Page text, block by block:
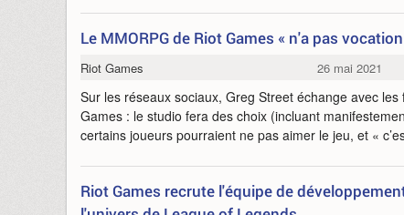
Le MMORPG de Riot Games « n'a pas
Riot Games 26 mai 2021
Sur les réseaux sociaux, Greg Street échange avec
Games : le studio fera des choix (incluant
certains joueurs pourraient ne pas aimer le jeu, et «
Riot Games recrute l'équipe de